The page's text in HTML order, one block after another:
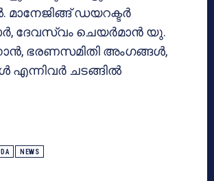
ഡയറക്ടര്‍
ദേവസ്വം ചെയര്‍മാന്‍ യു.
ഭരണസമിതി അംഗങ്ങള്‍,
എന്നിവര്‍ ചടങ്ങില്‍
NEWS